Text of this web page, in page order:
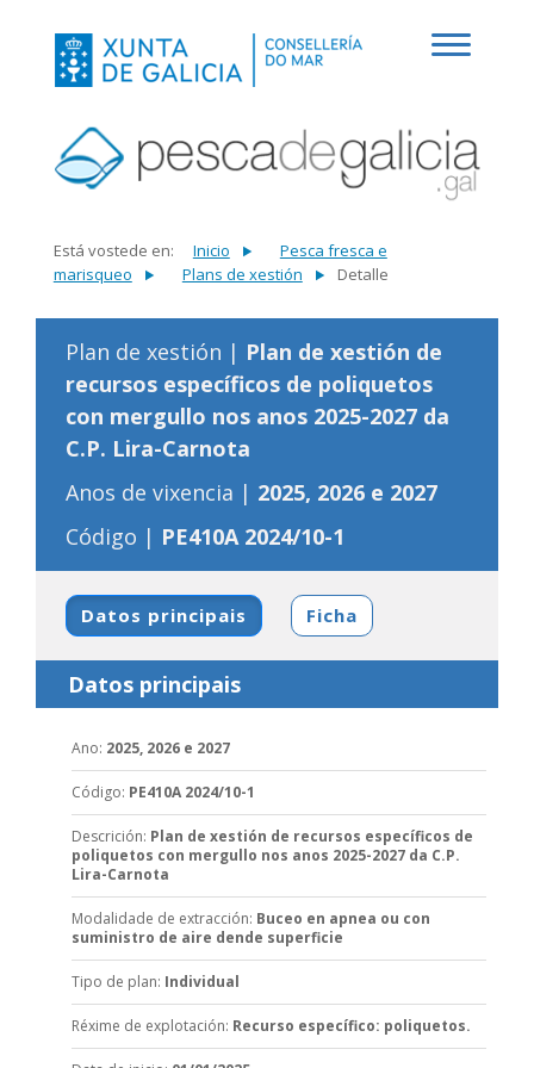
Está vostede en: Inicio
Pesca fresca e
marisqueo
Plans de xestión Detalle
Plan de xestión | Plan de xestión de
recursos específicos de poliquetos
con mergullo nos anos 2025-2027 da
C.P. Lira-Carnota
Anos de vixencia | 2025, 2026 e 2027
Código | PE410A 2024/10-1
Datos principais Ficha
Datos principais
Ano: 2025, 2026 e 2027
Código: PE410A 2024/10-1
Descrición: Plan de xestión de recursos específicos de
poliquetos con mergullo nos anos 2025-2027 da C.P.
Lira-Carnota
Modalidade de extracción: Buceo en apnea ou con
suministro de aire dende superficie
Tipo de plan: Individual
Réxime de explotación: Recurso específico: poliquetos.